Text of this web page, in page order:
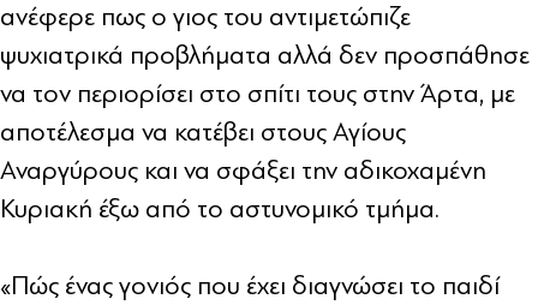
ανέφερε πως ο γιος του αντιμετώπιζε
ψυχιατρικά προβλήματα αλλά δεν προσπάθησε
να τον περιορίσει στο σπίτι τους στην Άρτα, με
αποτέλεσμα να κατέβει στους Αγίους
Αναργύρους και να σφάξει την αδικοχαμένη
Κυριακή έξω από το αστυνομικό τμήμα.
«Πώς ένας γονιός που έχει διαγνώσει το παιδί